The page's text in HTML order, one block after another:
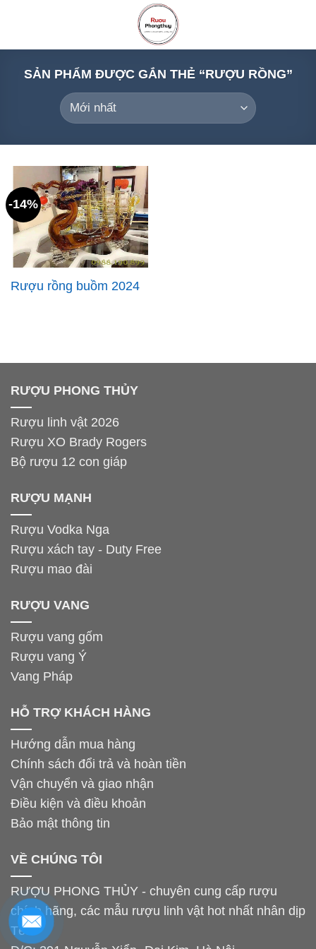
content
SẢN PHẨM ĐƯỢC GẮN THẺ “RƯỢU RỒNG”
-14%
Rượu rồng buồm 2024
RƯỢU PHONG THỦY
Rượu linh vật 2026
Rượu XO Brady Rogers
Bộ rượu 12 con giáp
RƯỢU MẠNH
Rượu Vodka Nga
Rượu xách tay - Duty Free
Rượu mao đài
RƯỢU VANG
Rượu vang gốm
Rượu vang Ý
Vang Pháp
HỖ TRỢ KHÁCH HÀNG
Hướng dẫn mua hàng
Chính sách đổi trả và hoàn tiền
Vận chuyển và giao nhận
Điều kiện và điều khoản
Bảo mật thông tin
VỀ CHÚNG TÔI
RƯỢU PHONG THỦY - chuyên cung cấp rượu
chính hãng, các mẫu rượu linh vật hot nhất nhân dịp
Tết.